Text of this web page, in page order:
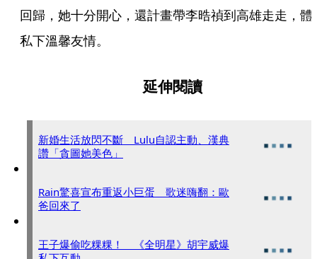
回歸，她十分開心，還計畫帶李晧禎到高雄走走，體
私下溫馨友情。
延伸閱讀
新婚生活放閃不斷 Lulu自認主動、漢典
讚「貪圖她美色」
Rain驚喜宣布重返小巨蛋 歌迷嗨翻：歐
爸回來了
王子爆偷吃粿粿！ 《全明星》胡宇威爆